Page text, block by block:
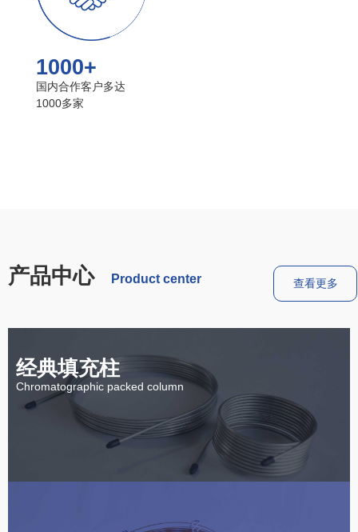
1000+
国内合作客户多达
1000多家
经典填充柱
Chromatographic packed column
产品中心 Product center 查看更多